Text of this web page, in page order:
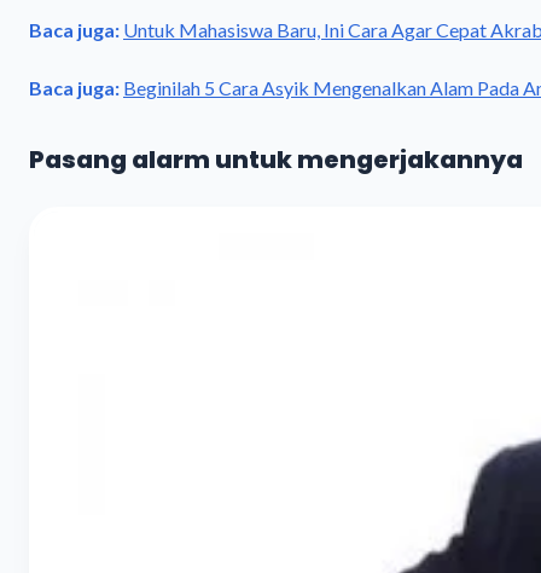
Baca juga: Untuk Mahasiswa Baru, Ini Cara Agar Cepat
Baca juga: Beginilah 5 Cara Asyik Mengenalkan Alam Pada
Pasang alarm untuk mengerjakannya